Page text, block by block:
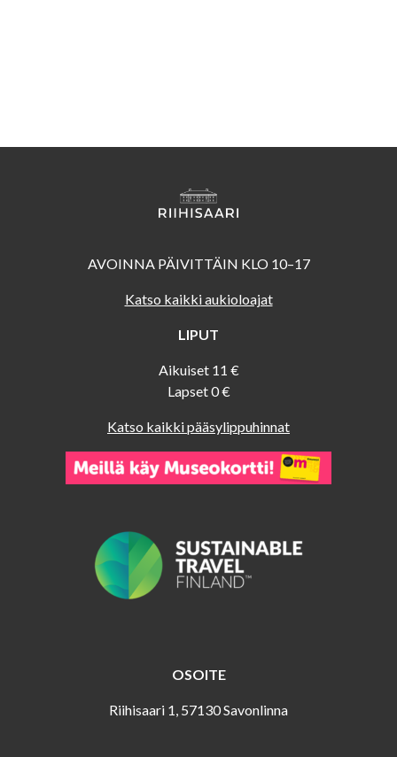
AVOINNA PÄIVITTÄIN KLO 10–17
Katso kaikki aukioloajat
LIPUT
Aikuiset 11 €
Lapset 0 €
Katso kaikki pääsylippuhinnat
OSOITE
Riihisaari 1, 57130 Savonlinna